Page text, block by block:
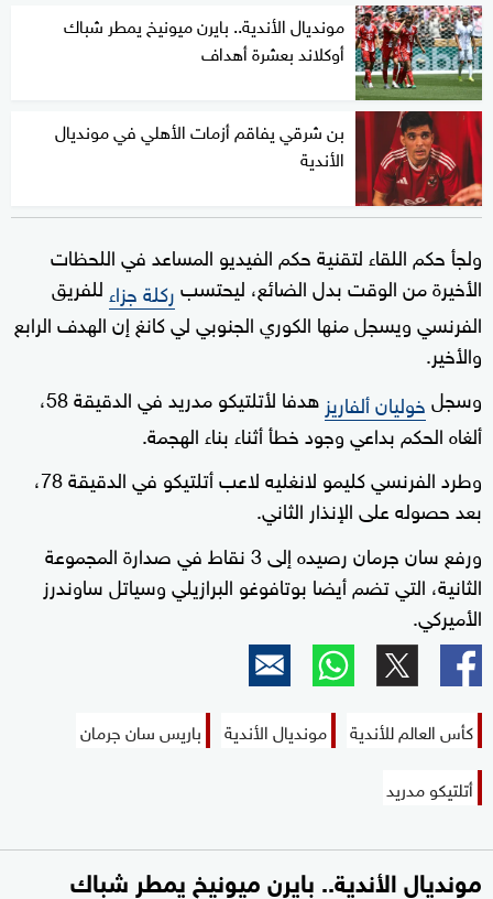
مونديال الأندية.. بايرن ميونيخ يمطر شباك
أوكلاند بعشرة أهداف
بن شرقي يفاقم أزمات الأهلي في مونديال
الأندية
ولجأ حكم اللقاء لتقنية حكم الفيديو المساعد في اللحظات
الأخيرة من الوقت بدل الضائع، ليحتسبركلة جزاء للفريق
الفرنسي ويسجل منها الكوري الجنوبي لي كانغ إن الهدف الرابع
والأخير.
وسجلخوليان ألفاريز
هدفا لأتلتيكو مدريد في الدقيقة 58،
ألغاه الحكم بداعي وجود خطأ أثناء بناء الهجمة.
وطرد الفرنسي كليمو لانغليه لاعب أتلتيكو في الدقيقة 78،
بعد حصوله على الإنذار الثاني.
ورفع سان جرمان رصيده إلى 3 نقاط في صدارة المجموعة
الثانية، التي تضم أيضا بوتافوغو البرازيلي وسياتل ساوندرز
الأميركي.
كأس العالم للأندية مونديال الأندية
باريس سان جرمان
أتلتيكو مدريد
مونديال الأندية.. بايرن ميونيخ يمطر شباك